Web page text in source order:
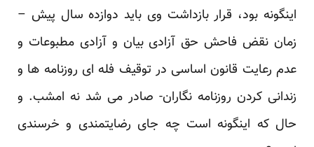
اینگونه بود، قرار بازداشت وی باید دوازده سال پیش –
زمان نقض فاحش حق آزادی بیان و آزادی مطبوعات و
عدم رعایت قانون اساسی در توقیف فله ای روزنامه ها و
زندانی کردن روزنامه نگاران- صادر می شد نه امشب. و
حال که اینگونه است چه جای رضایتمندی و خرسندی